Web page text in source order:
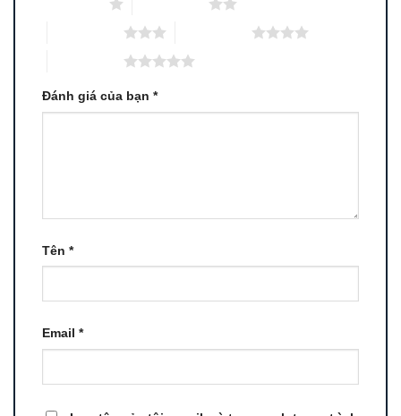
Đánh giá của bạn *
Tên *
Email *